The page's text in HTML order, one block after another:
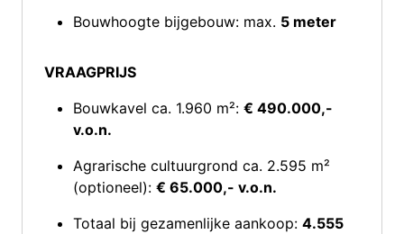
Bouwhoogte bijgebouw: max. 5 meter
VRAAGPRIJS
Bouwkavel ca. 1.960 m²: € 490.000,-
v.o.n.
Agrarische cultuurgrond ca. 2.595 m²
(optioneel): € 65.000,- v.o.n.
Totaal bij gezamenlijke aankoop: 4.555